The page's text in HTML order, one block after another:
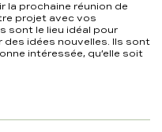
la prochaine réunion de
projet avec vos
sont le lieu idéal pour
idées nouvelles. Ils sont
intéressée, qu’elle soit